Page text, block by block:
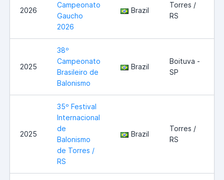
2026
Campeonato
Gaucho
2026
Brazil
Torres /
RS
2025
38º
Campeonato
Brasileiro de
Balonismo
Brazil
Boituva -
SP
2025
35º Festival
Internacional
de
Balonismo
de Torres /
RS
Brazil
Torres /
RS